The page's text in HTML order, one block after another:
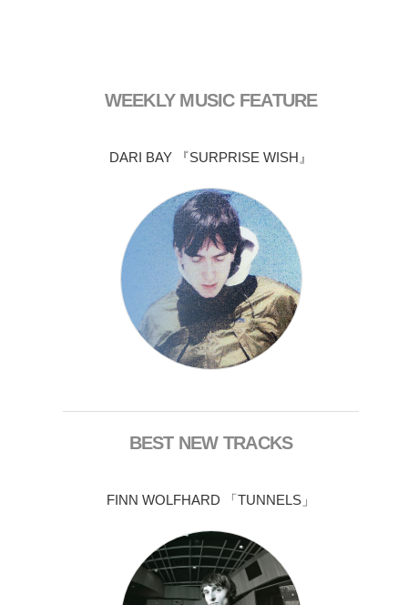
WEEKLY MUSIC FEATURE
DARI BAY 『SURPRISE WISH』
BEST NEW TRACKS
FINN WOLFHARD 「TUNNELS」